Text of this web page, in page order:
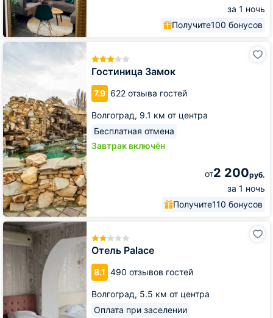
за 1 ночь
Получите100 бонусов
Гостиница Замок
7.9 622 отзыва гостей
Волгоград, 9.1 км от центра
Бесплатная отмена
Завтрак включён
от2 200руб.
за 1 ночь
Получите110 бонусов
Гостиница
Отель Palace
8.1 490 отзывов гостей
Волгоград, 5.5 км от центра
Оплата при заселении
Отель
Palace